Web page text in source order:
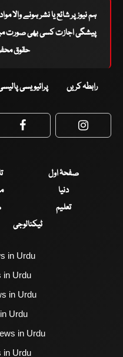
ہم نیوز پر شائع یا نشر ہونے والا
پیشگی اجازت کسی بھی صورت
حقوق
رابطہ کریں پرائیویسی
Facebook
صفحۂ اول
دنیا
تعلیم
ٹیکنالوجی
in Urdu
in Urdu
in Urdu
Urdu
in Urdu
in Urdu